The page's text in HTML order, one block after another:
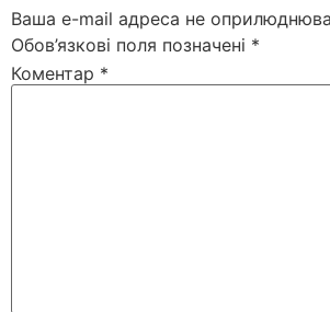
Ваша e-mail адреса не
Обов’язкові поля позначені *
Коментар *